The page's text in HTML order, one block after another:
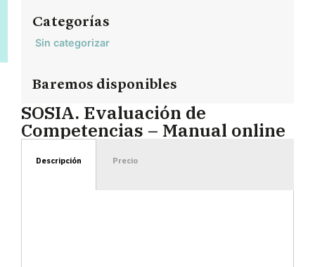
Categorías
Sin categorizar
Baremos disponibles
SOSIA. Evaluación de
Competencias – Manual online
Descripción Precio